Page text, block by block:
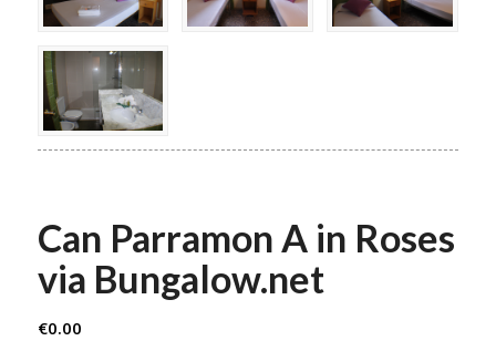
Can Parramon A in Roses
via Bungalow.net
€0.00